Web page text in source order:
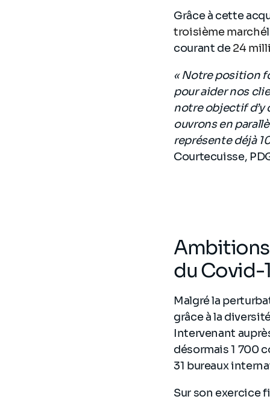
Grâce à cette
troisième marché
courant de24
« Notre position
pour aider nos
notre objectif d’y
ouvrons en
représente déjà
Courtecuisse,
du Covid-
Malgré la
grâce à la
Intervenant
désormais 1 700
31 bureaux
Sur son exercice